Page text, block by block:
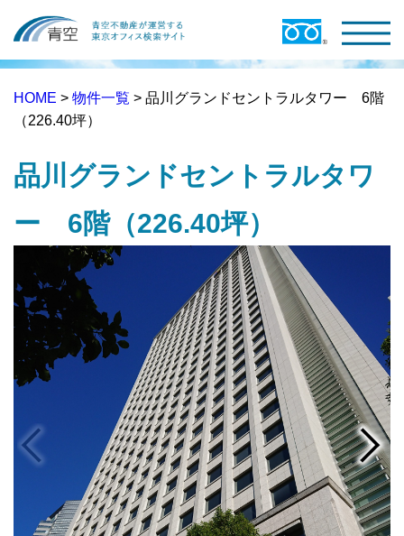
HOME > 物件一覧 > 品川グランドセントラルタワー 6階
（226.40坪）
品川グランドセントラルタワ
ー 6階（226.40坪）